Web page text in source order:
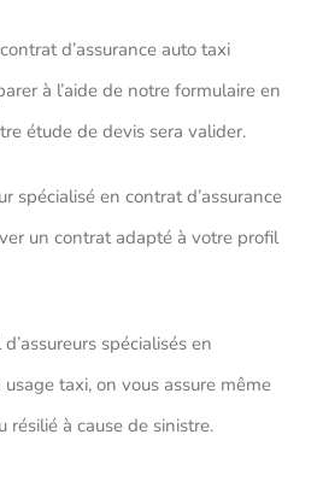
d’assurance auto taxi
à l’aide de notre formulaire en
étude de devis sera valider.
spécialisé en contrat d’assurance
un contrat adapté à votre profil
spécialisés en
taxi, on vous assure même
résilié à cause de sinistre.